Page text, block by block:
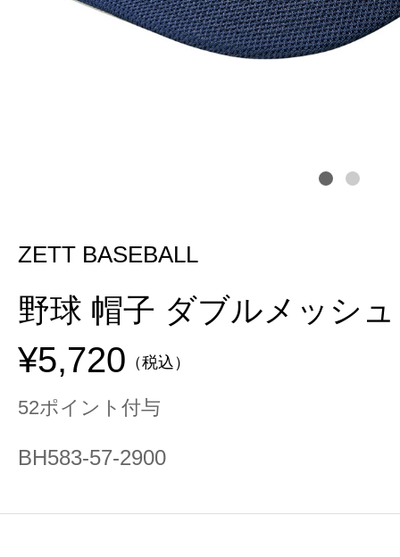
ZETT BASEBALL
野球 帽子 ダブルメッシ
¥5,720 （税込）
52ポイント付与
BH583-57-2900